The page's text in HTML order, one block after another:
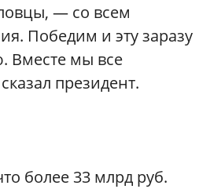
— со всем
Победим и эту заразу
Вместе мы все
президент.
более 33 млрд руб.